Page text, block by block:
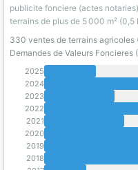
publicite fonciere (actes
terrains de plus de 5 000 m²
330 ventes de terrains agricoles
Demandes de Valeurs
2025
2024
2023
2022
2021
2020
2019
2018